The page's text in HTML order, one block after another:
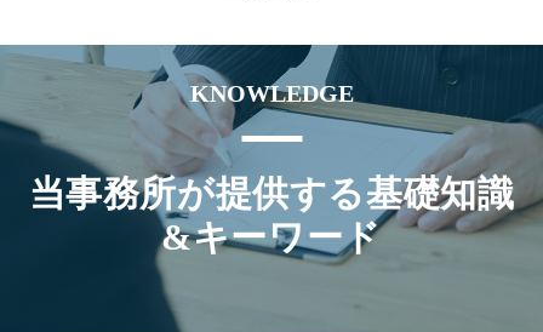
KNOWLEDGE
当事務所が提供する基礎知識
&キーワード